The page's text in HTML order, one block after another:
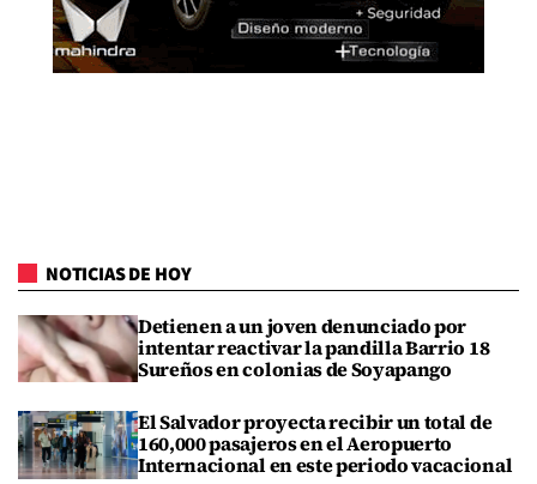
NOTICIAS DE HOY
Detienen a un joven denunciado por
intentar reactivar la pandilla Barrio 18
Sureños en colonias de Soyapango
El Salvador proyecta recibir un total de
160,000 pasajeros en el Aeropuerto
Internacional en este periodo vacacional